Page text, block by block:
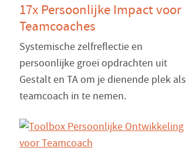
17x Persoonlijke Impact voor
Teamcoaches
Systemische zelfreflectie en
persoonlijke groei opdrachten uit
Gestalt en TA om je dienende plek als
teamcoach in te nemen.